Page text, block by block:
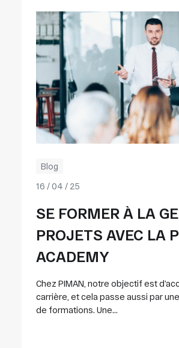
Blog
16 / 04 / 25
SE FORMER À LA
PROJETS AVEC LA
ACADEMY
Chez PIMAN, notre objectif est
carrière, et cela passe aussi par
de formations. Une...